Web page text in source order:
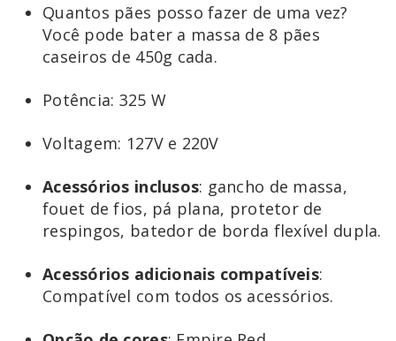
Quantos pães posso fazer de uma vez?
Você pode bater a massa de 8 pães
caseiros de 450g cada.
Potência: 325 W
Voltagem: 127V e 220V
Acessórios inclusos: gancho de massa,
fouet de fios, pá plana, protetor de
respingos, batedor de borda flexível dupla.
Acessórios adicionais compatíveis:
Compatível com todos os acessórios.